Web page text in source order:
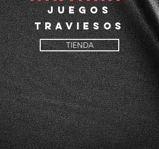
Juegos
traviesos
TIENDA